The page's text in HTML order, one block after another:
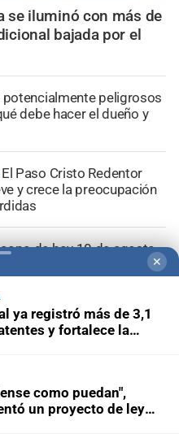
se iluminó con más de
bajada por el
potencialmente peligrosos
debe hacer el dueño y
El Paso Cristo Redentor
y crece la preocupación
de hoy 10 de agosto
de hoy para Piscis: 10 de
✕
ya registró más de 3,1
y fortalece la
como puedan",
un proyecto de ley